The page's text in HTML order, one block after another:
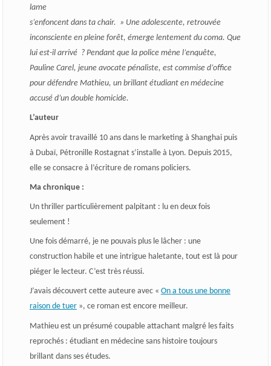
lame
s’enfoncent dans ta chair. » Une adolescente, retrouvée
inconsciente en pleine forêt, émerge lentement du coma. Que
lui est-il arrivé ? Pendant que la police mène l’enquête,
Pauline Carel, jeune avocate pénaliste, est commise d’office
pour défendre Mathieu, un brillant étudiant en médecine
accusé d’un double homicide.
L’auteur
Après avoir travaillé 10 ans dans le marketing à Shanghai puis
à Dubaï, Pétronille Rostagnat s’installe à Lyon. Depuis 2015,
elle se consacre à l’écriture de romans policiers.
Ma chronique :
Un thriller particulièrement palpitant : lu en deux fois
seulement !
Une fois démarré, je ne pouvais plus le lâcher : une
construction habile et une intrigue haletante, tout est là pour
piéger le lecteur. C’est très réussi.
J’avais découvert cette auteure avec « On a tous une bonne
raison de tuer», ce roman est encore meilleur.
Mathieu est un présumé coupable attachant malgré les faits
reprochés : étudiant en médecine sans histoire toujours
brillant dans ses études.